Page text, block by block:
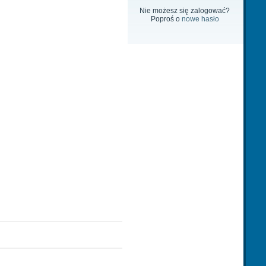
Nie możesz się zalogować?
Poproś o nowe hasło